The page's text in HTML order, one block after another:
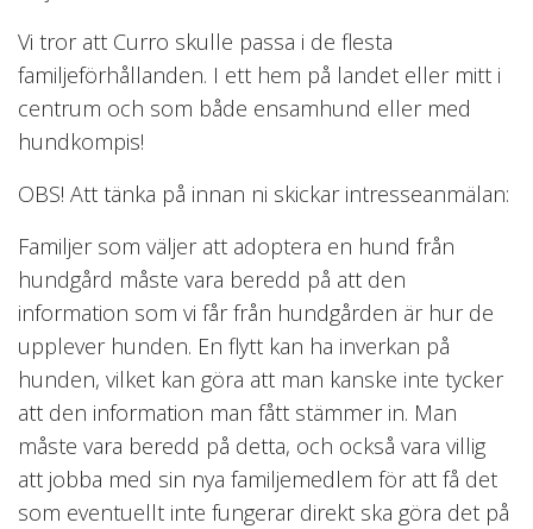
Vi tror att Curro skulle passa i de flesta
familjeförhållanden. I ett hem på landet eller mitt i
centrum och som både ensamhund eller med
hundkompis!
OBS! Att tänka på innan ni skickar intresseanmälan:
Familjer som väljer att adoptera en hund från
hundgård måste vara beredd på att den
information som vi får från hundgården är hur de
upplever hunden. En flytt kan ha inverkan på
hunden, vilket kan göra att man kanske inte tycker
att den information man fått stämmer in. Man
måste vara beredd på detta, och också vara villig
att jobba med sin nya familjemedlem för att få det
som eventuellt inte fungerar direkt ska göra det på